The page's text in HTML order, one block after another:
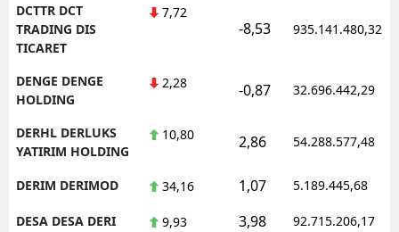
DCTTR DCT
TRADING DIS
TICARET
7,72
-8,53 935.141.480,32
DENGE DENGE
HOLDING
2,28 -0,87 32.696.442,29
DERHL DERLUKS
YATIRIM HOLDING
10,80 2,86 54.288.577,48
DERIM DERIMOD 34,16 1,07 5.189.445,68
DESA DESA DERI 9,93 3,98 92.715.206,17